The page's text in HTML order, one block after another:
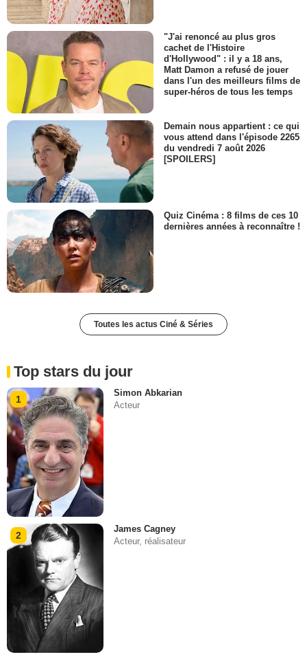
"J'ai renoncé au plus gros
cachet de l'Histoire
d'Hollywood" : il y a 18 ans,
Matt Damon a refusé de jouer
dans l'un des meilleurs films de
super-héros de tous les temps
Demain nous appartient : ce qui
vous attend dans l'épisode 2265
du vendredi 7 août 2026
[SPOILERS]
Quiz Cinéma : 8 films de ces 10
dernières années à reconnaître !
Toutes les actus Ciné & Séries
Top stars du jour
1
Simon Abkarian
Acteur
2
James Cagney
Acteur, réalisateur